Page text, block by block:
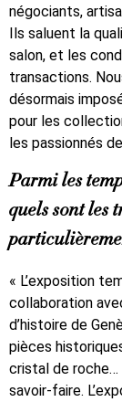
négociants,
Ils saluent la
salon, et les
transactions.
désormais
pour les
les passionnés
Parmi les
quels sont les
« L’exposition
collaboration
d’histoire de
pièces
cristal de roche…
savoir-faire.